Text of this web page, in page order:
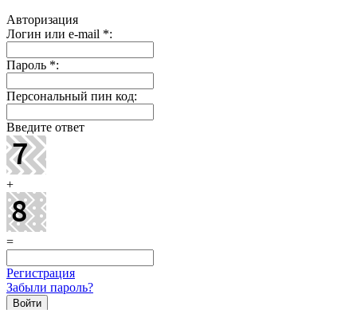
Авторизация
Логин или e-mail *:
Пароль *:
Персональный пин код:
Введите ответ
+
=
Регистрация
Забыли пароль?